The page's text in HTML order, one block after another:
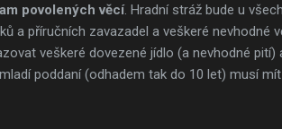
povolených věcí. Hradní stráž bude u
a příručních zavazadel a veškeré nevhodné
veškeré dovezené jídlo (a nevhodné
poddaní (odhadem tak do 10 let) musí